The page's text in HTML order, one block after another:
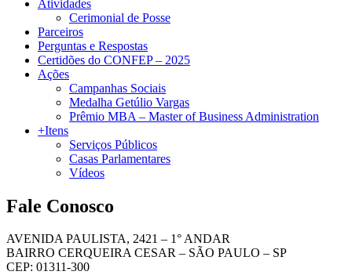
Atividades
Cerimonial de Posse
Parceiros
Perguntas e Respostas
Certidões do CONFEP – 2025
Ações
Campanhas Sociais
Medalha Getúlio Vargas
Prêmio MBA – Master of Business Administration
+Itens
Serviços Públicos
Casas Parlamentares
Vídeos
Fale Conosco
AVENIDA PAULISTA, 2421 – 1° ANDAR
BAIRRO CERQUEIRA CESAR – SÃO PAULO – SP
CEP: 01311-300